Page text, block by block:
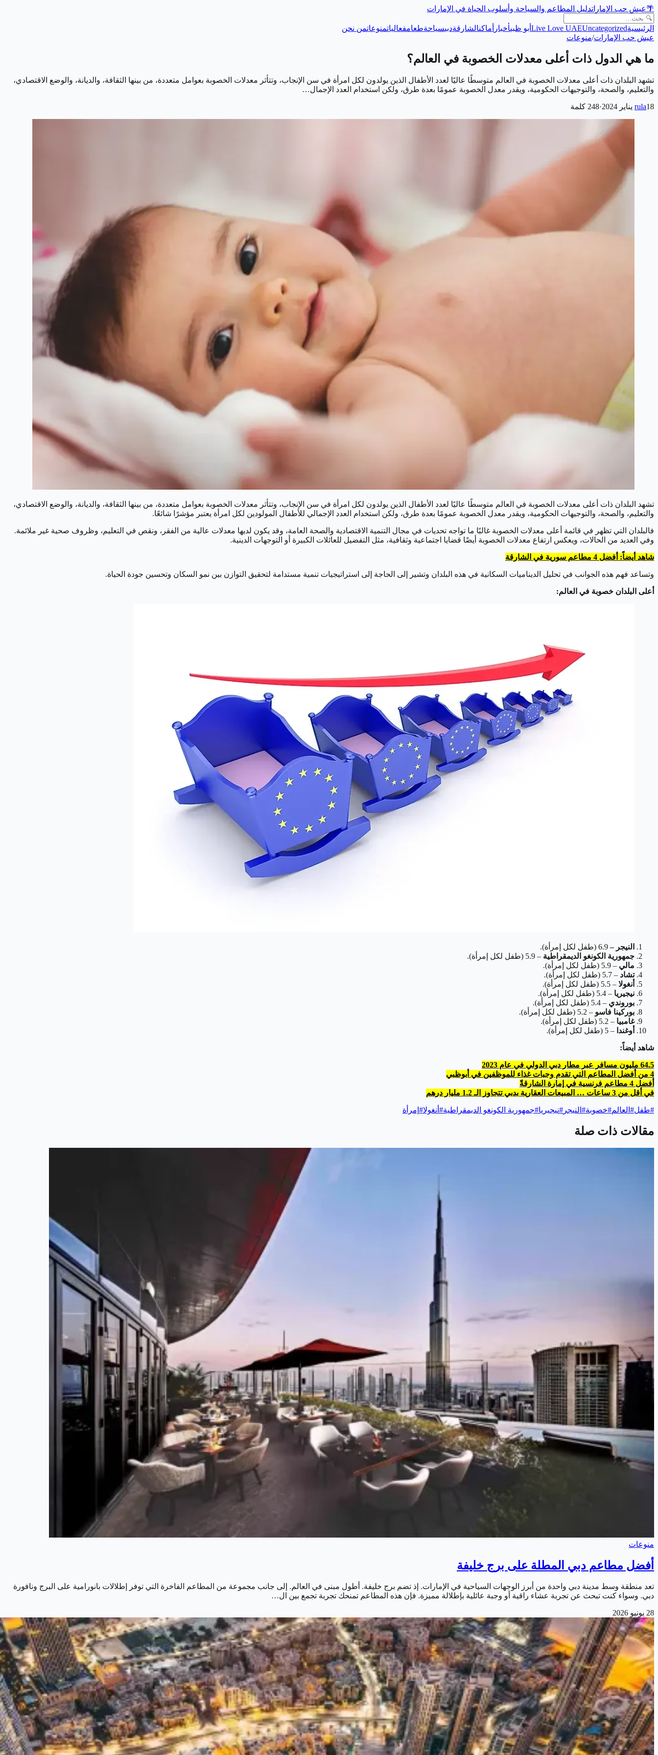
🌴عيش حب الإماراتدليل المطاعم والسياحة وأسلوب الحياة في الإمارات
الرئيسية Live Love UAEUncategorized أبو ظبيأخبار أماكنالشارقةدبيسياحةطعامفعالياتمنوعاتمن نحن
عيش حب الإمارات/منوعات
ما هي الدول ذات أعلى معدلات الخصوبة في العالم؟
تشهد البلدان ذات أعلى معدلات الخصوبة في العالم متوسطًا عاليًا لعدد الأطفال الذين يولدون لكل امرأة في سن الإنجاب، وتتأثر معدلات الخصوبة بعوامل متعددة، من بينها الثقافة، والديانة، والوضع الاقتصادي،
والتعليم، والصحة، والتوجيهات الحكومية، ويقدر معدل الخصوبة عمومًا بعدة طرق، ولكن استخدام العدد الإجمال…
rula18 يناير 2024 ·
248 كلمة
تشهد البلدان ذات أعلى معدلات الخصوبة في العالم متوسطًا عاليًا لعدد الأطفال الذين يولدون لكل امرأة في سن الإنجاب، وتتأثر معدلات الخصوبة بعوامل متعددة، من بينها الثقافة، والديانة، والوضع الاقتصادي،
والتعليم، والصحة، والتوجيهات الحكومية، ويقدر معدل الخصوبة عمومًا بعدة طرق، ولكن استخدام العدد الإجمالي للأطفال المولودين لكل امرأة يعتبر مؤشرًا شائعًا.
فالبلدان التي تظهر في قائمة أعلى معدلات الخصوبة غالبًا ما تواجه تحديات في مجال التنمية الاقتصادية والصحة العامة، وقد يكون لديها معدلات عالية من الفقر، ونقص في التعليم، وظروف صحية غير ملائمة.
وفي العديد من الحالات، ويعكس ارتفاع معدلات الخصوبة أيضًا قضايا اجتماعية وثقافية، مثل التفضيل للعائلات الكبيرة أو التوجهات الدينية.
شاهد أيضاً: أفضل 4 مطاعم سورية في الشارقة
وتساعد فهم هذه الجوانب في تحليل الديناميات السكانية في هذه البلدان وتشير إلى الحاجة إلى استراتيجيات تنمية مستدامة لتحقيق التوازن بين نمو السكان وتحسين جودة الحياة.
أعلى البلدان خصوبة في العالم:
النيجر –6.9 (طفل لكل إمرأة).
جمهورية الكونغو الديمقراطية – 5.9 (طفل لكل إمرأة).
مالي – 5.9 (طفل لكل إمرأة).
تشاد – 5.7 (طفل لكل إمرأة).
أنغولا – 5.5 (طفل لكل إمرأة).
نيجيريا – 5.4 (طفل لكل إمرأة).
بوروندي – 5.4 (طفل لكل إمرأة).
بوركينا فاسو – 5.2 (طفل لكل إمرأة).
غامبيا – 5.2 (طفل لكل إمرأة).
أوغندا – 5 (طفل لكل إمرأة).
شاهد أيضاً:
64.5 مليون مسافر عبر مطار دبي الدولي في عام 2023
4 من أفضل المطاعم التي تقدم وجبات غذاء للموظفين في أبوظبي
أفضل 4 مطاعم فرنسية في إمارة الشارقةّ
في أقل من 3 ساعات … المبيعات العقارية بدبي تتجاوز الـ 1.2 مليار درهم
#طفل# العالم#خصوبة# النيجر #نيجيريا#جمهورية الكونغو الديمقراطية# أنغولا# إمرأة
مقالات ذات صلة
منوعات
أفضل مطاعم دبي المطلة على برج خليفة
تعد منطقة وسط مدينة دبي واحدة من أبرز الوجهات السياحية في الإمارات. إذ تضم برج خليفة. أطول مبنى في العالم. إلى جانب مجموعة من المطاعم الفاخرة التي توفر إطلالات بانورامية على البرج ونافورة
دبي. وسواء كنت تبحث عن تجربة عشاء راقية أو وجبة عائلية بإطلالة مميزة. فإن هذه المطاعم تمنحك تجربة تجمع بين ال…
28 يونيو 2026